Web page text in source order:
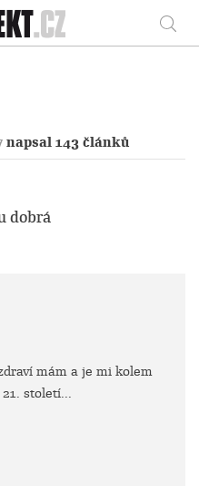
napsal 143 článků
dobrá
mám a je mi kolem
století...